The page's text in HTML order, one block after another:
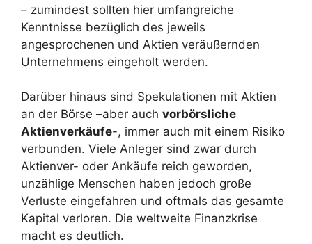
– zumindest sollten hier umfangreiche
Kenntnisse bezüglich des jeweils
angesprochenen und Aktien veräußernden
Unternehmens eingeholt werden.
Darüber hinaus sind Spekulationen mit Aktien
an der Börse –aber auch vorbörsliche
Aktienverkäufe-, immer auch mit einem Risiko
verbunden. Viele Anleger sind zwar durch
Aktienver- oder Ankäufe reich geworden,
unzählige Menschen haben jedoch große
Verluste eingefahren und oftmals das gesamte
Kapital verloren. Die weltweite Finanzkrise
macht es deutlich.